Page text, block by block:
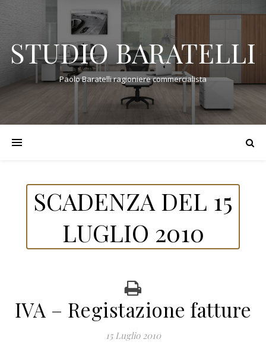
STUDIO BARATELLI
Paolo Baratelli ragioniere commercialista
SCADENZA DEL 15
LUGLIO 2010
IVA – Registazione fatture
15 Luglio 2010